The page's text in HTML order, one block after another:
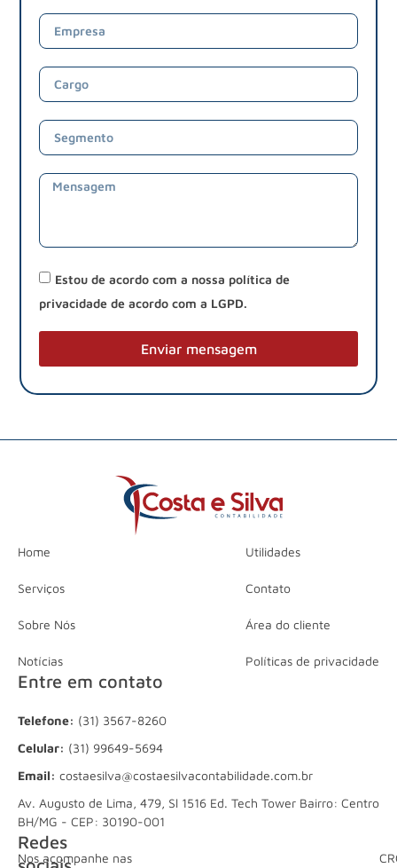
Estou de acordo com a nossa política de
privacidade de acordo com a LGPD.
Enviar mensagem
Home
Serviços
Sobre Nós
Notícias
Utilidades
Contato
Área do cliente
Políticas de privacidade
Entre em contato
Telefone: (31) 3567-8260
Celular: (31) 99649-5694
Email: costaesilva@costaesilvacontabilidade.com.br
Av. Augusto de Lima, 479, Sl 1516 Ed. Tech Tower Bairro: Centro
BH/MG - CEP: 30190-001
Redes
Nos acompanhe nas